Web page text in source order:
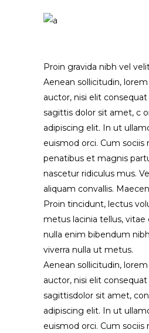
Proin gravida nibh vel
Aenean sollicitudin,
auctor, nisi elit
sagittis dolor sit amet, c
adipiscing elit. In ut
euismod orci. Cum sociis
penatibus et magnis
nascetur ridiculus mus.
aliquam convallis.
Proin tincidunt, lectus
metus lacinia tellus,
nulla enim bibendum
viverra nulla ut metus.
Aenean sollicitudin,
auctor, nisi elit
sagittisdolor sit amet,
adipiscing elit. In ut
euismod orci. Cum sociis